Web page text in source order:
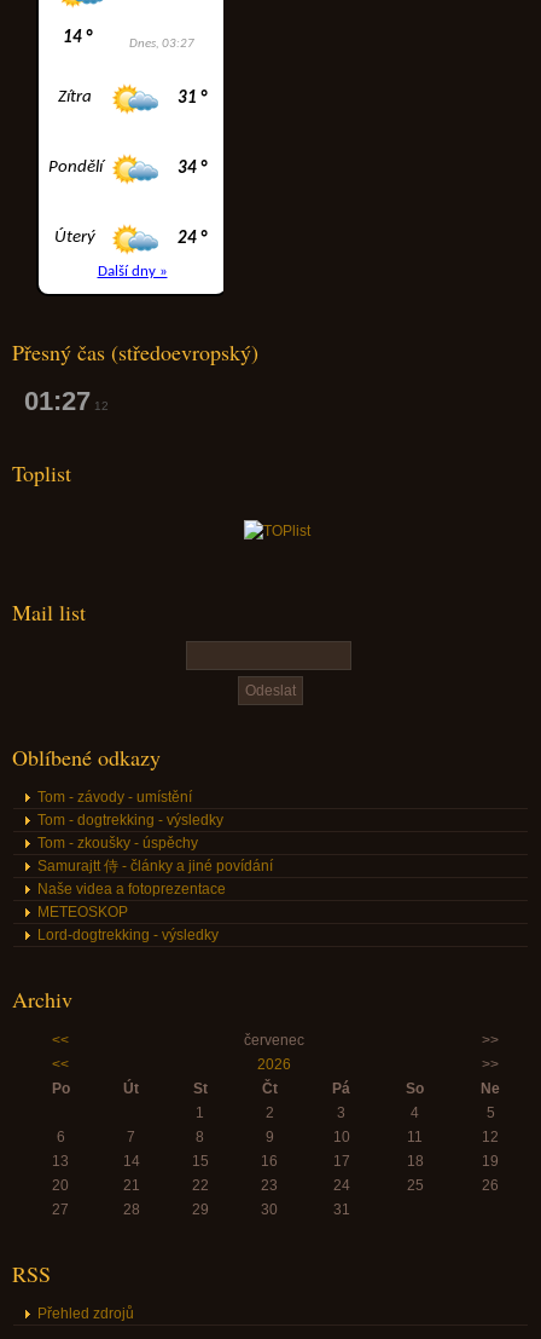
Přesný čas (středoevropský)
01:27 13
Toplist
Mail list
Oblíbené odkazy
Tom - závody - umístění
Tom - dogtrekking - výsledky
Tom - zkoušky - úspěchy
Samurajtt 侍 - články a jiné povídání
Naše videa a fotoprezentace
METEOSKOP
Lord-dogtrekking - výsledky
Archiv
<< červenec
>>
<<
2026
>>
Po
Út St Čt Pá So
Ne
1
2 3 4
5
6
7 8 9 10 11
12
13
14 15 16 17 18
19
20
21 22 23 24 25
26
27
28 29 30 31
RSS
Přehled zdrojů